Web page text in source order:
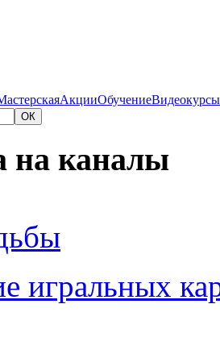
АкцииОбучениеВидеокурсы
на каналы
игральных